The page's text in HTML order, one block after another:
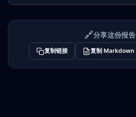
🔗分享这份报告
复制链接 复制 Markdown